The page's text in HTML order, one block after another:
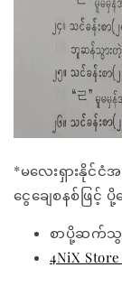
*မလေးရှားနိုင်ငံ
ငွေချေစနစ်ဖြင့်
စာပို့ဆက်
4NiX Store